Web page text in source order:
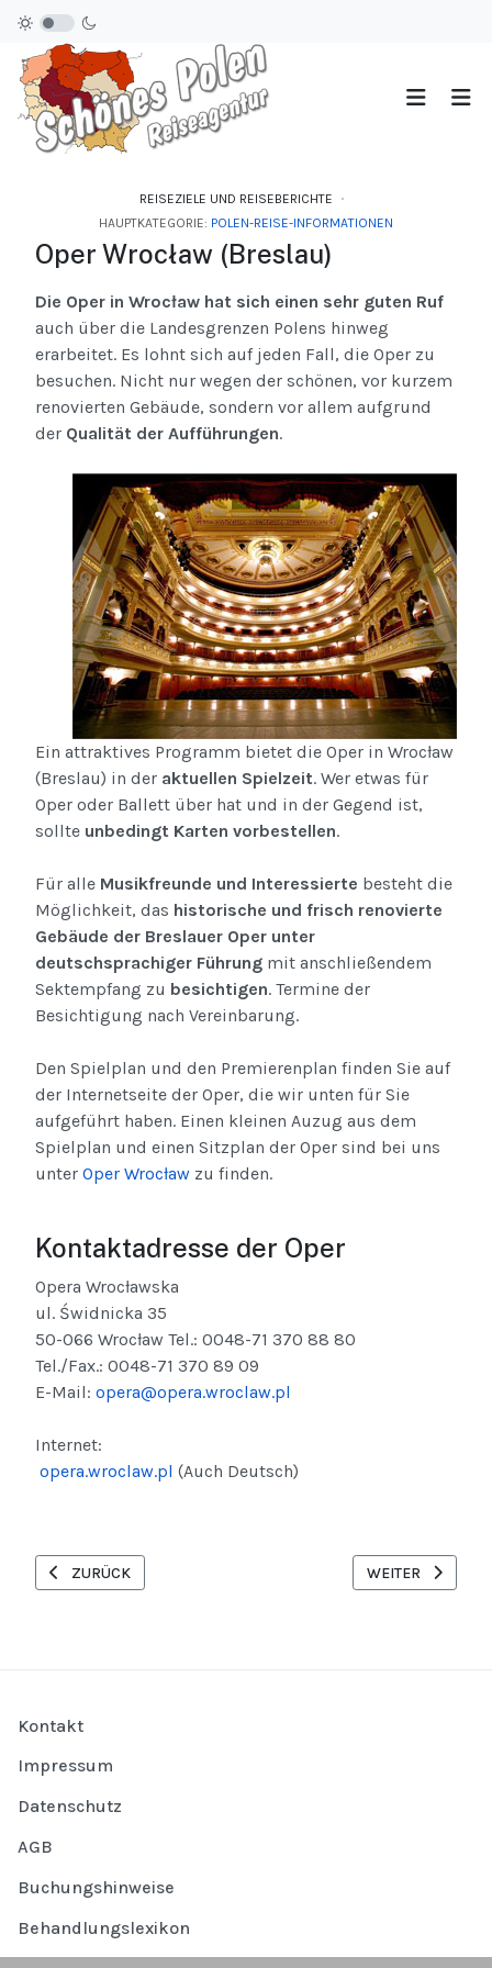
REISEZIELE UND REISEBERICHTE
HAUPTKATEGORIE: POLEN-REISE-INFORMATIONEN
Oper Wrocław (Breslau)
Die Oper in Wrocław hat sich einen sehr guten Ruf
auch über die Landesgrenzen Polens hinweg
erarbeitet. Es lohnt sich auf jeden Fall, die Oper zu
besuchen. Nicht nur wegen der schönen, vor kurzem
renovierten Gebäude, sondern vor allem aufgrund
der Qualität der Aufführungen.
Ein attraktives Programm bietet die Oper in Wrocław
(Breslau) in der aktuellen Spielzeit. Wer etwas für
Oper oder Ballett über hat und in der Gegend ist,
sollte unbedingt Karten vorbestellen.
Für alle Musikfreunde und Interessierte besteht die
Möglichkeit, das historische und frisch renovierte
Gebäude der Breslauer Oper unter
deutschsprachiger Führung mit anschließendem
Sektempfang zu besichtigen. Termine der
Besichtigung nach Vereinbarung.
Den Spielplan und den Premierenplan finden Sie auf
der Internetseite der Oper, die wir unten für Sie
aufgeführt haben. Einen kleinen Auzug aus dem
Spielplan und einen Sitzplan der Oper sind bei uns
unter Oper Wrocław zu finden.
Kontaktadresse der Oper
Opera Wrocławska
ul. Świdnicka 35
50-066 Wrocław Tel.: 0048-71 370 88 80
Tel./Fax.: 0048-71 370 89 09
E-Mail: opera@opera.wroclaw.pl
Internet:
opera.wroclaw.pl (Auch Deutsch)
VORHERIGER BEITRAG: WANDERN IM RIESENGEBIRGE
ZURÜCK NÄCHSTER
WEITER
Kontakt
Impressum
Datenschutz
AGB
Buchungshinweise
Behandlungslexikon